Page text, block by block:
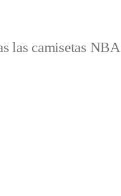
las camisetas NBA